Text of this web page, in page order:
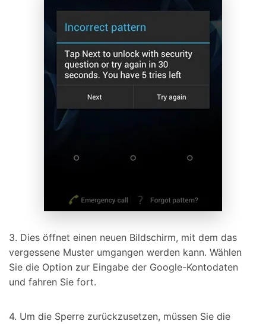
3. Dies öffnet einen neuen Bildschirm, mit dem das
vergessene Muster umgangen werden kann. Wählen
Sie die Option zur Eingabe der Google-Kontodaten
und fahren Sie fort.
4. Um die Sperre zurückzusetzen, müssen Sie die